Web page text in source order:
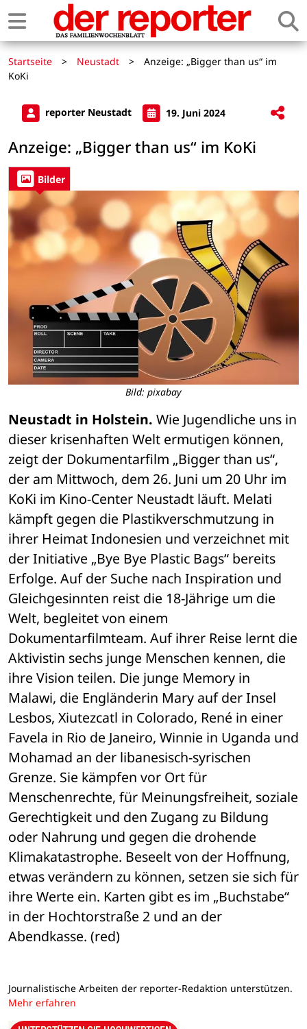
Startseite > Neustadt >
Anzeige: „Bigger than us“ im
KoKi
reporter Neustadt 19. Juni 2024
Anzeige: „Bigger than us“ im KoKi
Bilder
Bild: pixabay
Neustadt in Holstein. Wie Jugendliche uns in
dieser krisenhaften Welt ermutigen können,
zeigt der Dokumentarfilm „Bigger than us“,
der am Mittwoch, dem 26. Juni um 20 Uhr im
KoKi im Kino-Center Neustadt läuft. Melati
kämpft gegen die Plastikverschmutzung in
ihrer Heimat Indonesien und verzeichnet mit
der Initiative „Bye Bye Plastic Bags“ bereits
Erfolge. Auf der Suche nach Inspiration und
Gleichgesinnten reist die 18-Jährige um die
Welt, begleitet von einem
Dokumentarfilmteam. Auf ihrer Reise lernt die
Aktivistin sechs junge Menschen kennen, die
ihre Vision teilen. Die junge Memory in
Malawi, die Engländerin Mary auf der Insel
Lesbos, Xiutezcatl in Colorado, René in einer
Favela in Rio de Janeiro, Winnie in Uganda und
Mohamad an der libanesisch-syrischen
Grenze. Sie kämpfen vor Ort für
Menschenrechte, für Meinungsfreiheit, soziale
Gerechtigkeit und den Zugang zu Bildung
oder Nahrung und gegen die drohende
Klimakatastrophe. Beseelt von der Hoffnung,
etwas verändern zu können, setzen sie sich für
ihre Werte ein. Karten gibt es im „Buchstabe“
in der Hochtorstraße 2 und an der
Abendkasse. (red)
Journalistische Arbeiten der reporter-Redaktion unterstützen.
Mehr erfahren